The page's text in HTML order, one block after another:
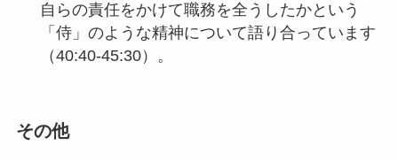
自らの責任をかけて職務を全うしたかという
「侍」のような精神について語り合っています
（40:40-45:30）。
その他